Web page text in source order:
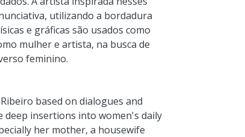
utilizando a bordadura
e gráficas são usados como
mulher e artista, na busca de
feminino.
based on dialogues and
deep insertions into women's daily
her mother, a housewife